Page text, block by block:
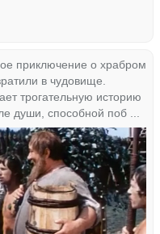
приключение о храбром
в чудовище.
трогательную историю
души, способной поб ...